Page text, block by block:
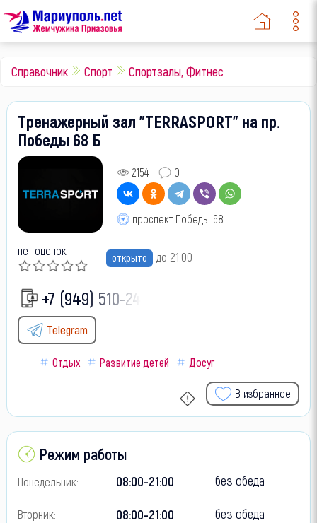
Справочник Спорт Спортзалы, Фитнес
Тренажерный зал "TERRASPORT" на пр.
Победы 68 Б
2154 0
проспект Победы 68
нет оценок открыто до 21:00
+7 (949) 510-24-
Telegram
Отдых Развитие детей Досуг
В избранное
Режим работы
Понедельник: 08:00-21:00 без обеда
Вторник: 08:00-21:00 без обеда